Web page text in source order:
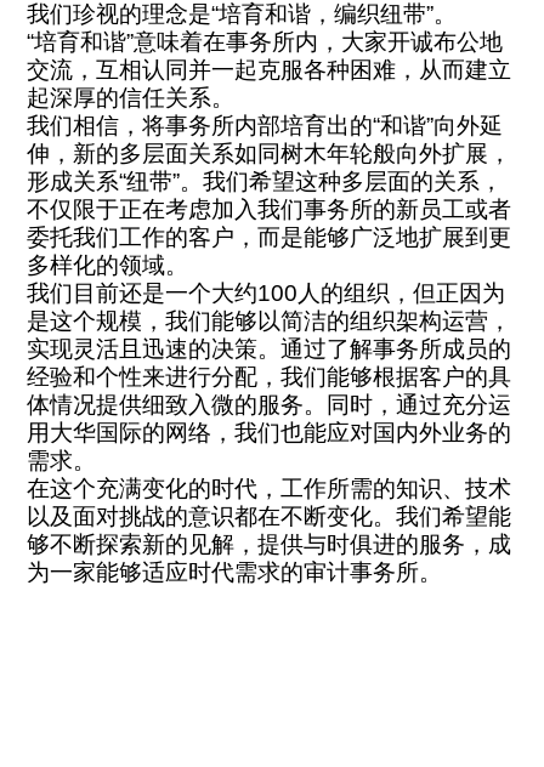
我们珍视的理念是“培育和谐，编织纽带”。
“培育和谐”意味着在事务所内，大家开诚布公地
交流，互相认同并一起克服各种困难，从而建立
起深厚的信任关系。
我们相信，将事务所内部培育出的“和谐”向外延
伸，新的多层面关系如同树木年轮般向外扩展，
形成关系“纽带”。我们希望这种多层面的关系，
不仅限于正在考虑加入我们事务所的新员工或者
委托我们工作的客户，而是能够广泛地扩展到更
多样化的领域。
我们目前还是一个大约100人的组织，但正因为
是这个规模，我们能够以简洁的组织架构运营，
实现灵活且迅速的决策。通过了解事务所成员的
经验和个性来进行分配，我们能够根据客户的具
体情况提供细致入微的服务。同时，通过充分运
用大华国际的网络，我们也能应对国内外业务的
需求。
在这个充满变化的时代，工作所需的知识、技术
以及面对挑战的意识都在不断变化。我们希望能
够不断探索新的见解，提供与时俱进的服务，成
为一家能够适应时代需求的审计事务所。